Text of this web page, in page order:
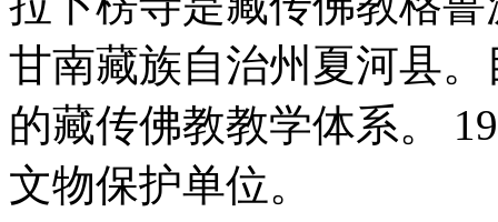
甘南藏族自治州夏河县
的藏传佛教教学体系。
文物保护单位。